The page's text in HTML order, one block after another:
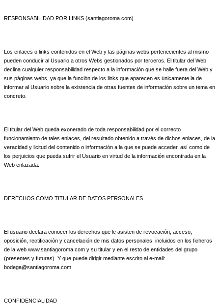
RESPONSABILIDAD POR LINKS (santiagoroma.com)
Los enlaces o links contenidos en el Web y las páginas webs pertenecientes al mismo
pueden conducir al Usuario a otros Webs gestionados por terceros. El titular del Web
declina cualquier responsabilidad respecto a la información que se halle fuera del Web y
sus páginas webs, ya que la función de los links que aparecen es únicamente la de
informar al Usuario sobre la existencia de otras fuentes de información sobre un tema en
concreto.
El titular del Web queda exonerado de toda responsabilidad por el correcto
funcionamiento de tales enlaces, del resultado obtenido a través de dichos enlaces, de la
veracidad y licitud del contenido o información a la que se puede acceder, así como de
los perjuicios que pueda sufrir el Usuario en virtud de la información encontrada en la
Web enlazada.
DERECHOS COMO TITULAR DE DATOS PERSONALES
El usuario declara conocer los derechos que le asisten de revocación, acceso,
oposición, rectificación y cancelación de mis datos personales, incluidos en los ficheros
de la web www.santiagoroma.com y su titular y en el resto de entidades del grupo
(presentes y futuras). Y que puede dirigir mediante escrito al e-mail:
bodega@santiagoroma.com.
CONFIDENCIALIDAD